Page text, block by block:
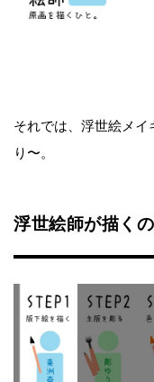
それでは、浮世絵メイ
り〜。
浮世絵師が描く